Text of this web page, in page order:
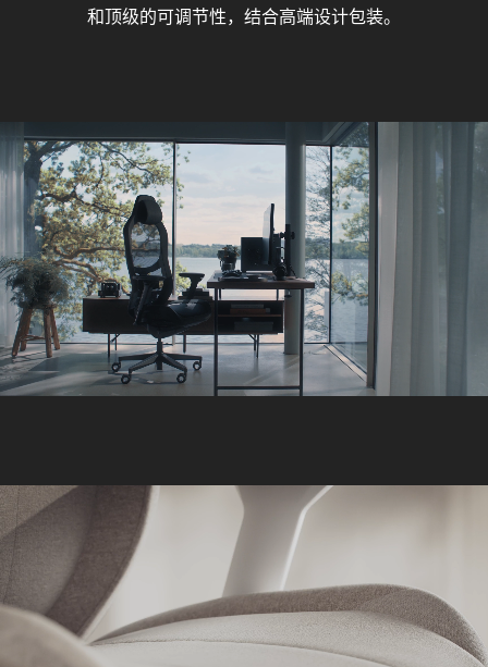
和顶级的可调节性，结合高端设计包装。